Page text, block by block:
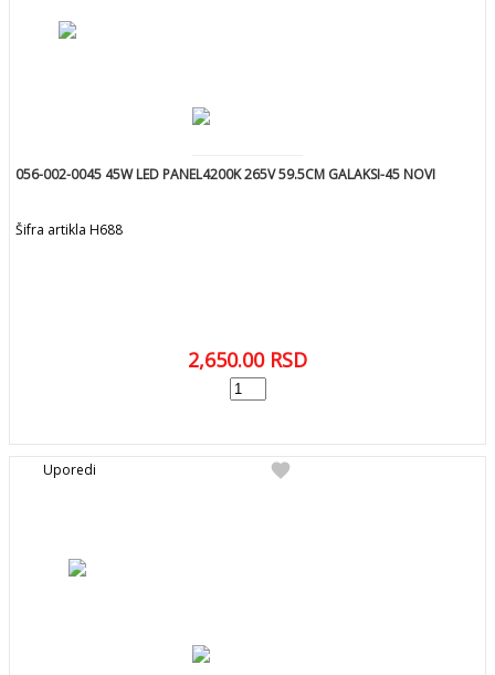
056-002-0045 45W LED PANEL4200K 265V 59.5CM GALAKSI-45 NOVI
Šifra artikla H688
2,650.00 RSD
favorite
Uporedi